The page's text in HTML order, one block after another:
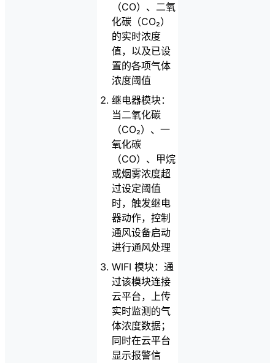
（CO）、二氧
化碳（CO₂）
的实时浓度
值，以及已设
置的各项气体
浓度阈值
继电器模块：
当二氧化碳
（CO₂）、一
氧化碳
（CO）、甲烷
或烟雾浓度超
过设定阈值
时，触发继电
器动作，控制
通风设备启动
进行通风处理
WIFI 模块：通
过该模块连接
云平台，上传
实时监测的气
体浓度数据；
同时在云平台
显示报警信